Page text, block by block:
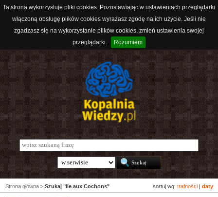
Ta strona wykorzystuje pliki cookies. Pozostawiając w ustawieniach przeglądarki
włączoną obsługę plików cookies wyrażasz zgodę na ich użycie. Jeśli nie
zgadzasz się na wykorzystanie plików cookies, zmień ustawienia swojej
przeglądarki.
Rozumiem
sortuj wg: trafności daty
Strona główna > Szukaj "Ile aux Cochons"